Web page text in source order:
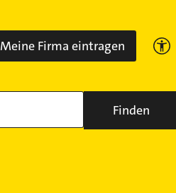
Meine Firma eintragen
Finden